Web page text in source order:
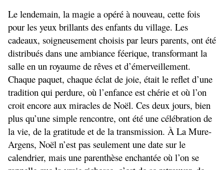
Le lendemain, la magie a opéré à nouveau, cette fois
pour les yeux brillants des enfants du village. Les
cadeaux, soigneusement choisis par leurs parents, ont été
distribués dans une ambiance féerique, transformant la
salle en un royaume de rêves et d’émerveillement.
Chaque paquet, chaque éclat de joie, était le reflet d’une
tradition qui perdure, où l’enfance est chérie et où l’on
croit encore aux miracles de Noël. Ces deux jours, bien
plus qu’une simple rencontre, ont été une célébration de
la vie, de la gratitude et de la transmission. À La Mure-
Argens, Noël n’est pas seulement une date sur le
calendrier, mais une parenthèse enchantée où l’on se